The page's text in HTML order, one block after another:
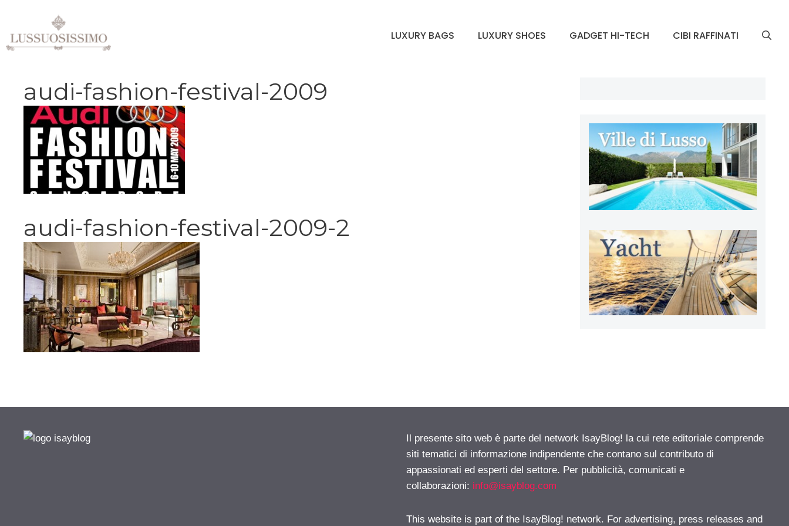
contenuto
LUXURY BAGS LUXURY SHOES GADGET HI-TECH CIBI RAFFINATI
audi-fashion-festival-2009
audi-fashion-festival-2009-2
Il presente sito web è parte del network IsayBlog! la cui rete editoriale comprende
siti tematici di informazione indipendente che contano sul contributo di
appassionati ed esperti del settore. Per pubblicità, comunicati e
collaborazioni: info@isayblog.com
This website is part of the IsayBlog! network. For advertising, press releases and